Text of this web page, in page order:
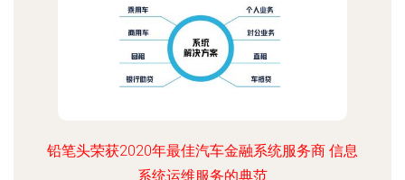
铅笔头荣获2020年最佳汽车金融系统服务商 信息
系统运维服务的典范